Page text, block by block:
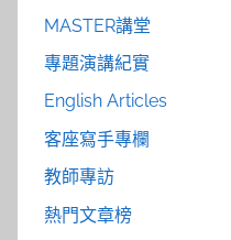
MASTER講堂
專題演講紀實
English Articles
客座寫手專欄
教師專訪
熱門文章榜